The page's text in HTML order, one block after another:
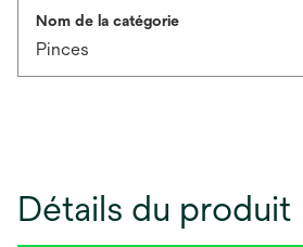
Nom de la catégorie
Pinces
Détails du produit